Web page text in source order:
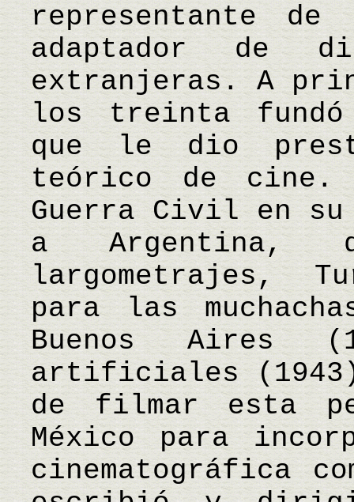
representante
adaptador de
extranjeras. A
los treinta
que le dio
teórico de cine.
Guerra Civil en
a Argentina,
largometrajes,
para las
Buenos Aires
artificiales
de filmar esta
México para
cinematográfica